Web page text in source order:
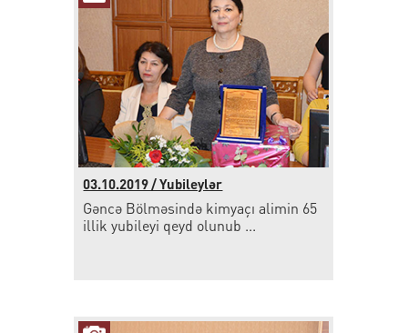
03.10.2019 / Yubileylər
Gəncə Bölməsində kimyaçı alimin 65
illik yubileyi qeyd olunub ...